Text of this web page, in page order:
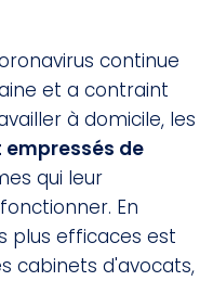
continue
et a contraint
à domicile, les
empressés de
qui leur
En
plus efficaces est
cabinets d'avocats,